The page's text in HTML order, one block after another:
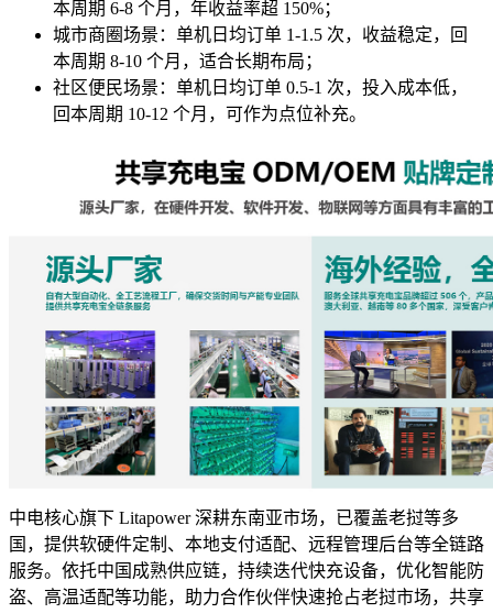
本周期 6-8 个月，年收益率超 150%；
城市商圈场景：单机日均订单 1-1.5 次，收益稳定，回
本周期 8-10 个月，适合长期布局；
社区便民场景：单机日均订单 0.5-1 次，投入成本低，
回本周期 10-12 个月，可作为点位补充。
中电核心旗下 Litapower 深耕东南亚市场，已覆盖老挝等多
国，提供软硬件定制、本地支付适配、远程管理后台等全链路
服务。依托中国成熟供应链，持续迭代快充设备，优化智能防
盗、高温适配等功能，助力合作伙伴快速抢占老挝市场，共享